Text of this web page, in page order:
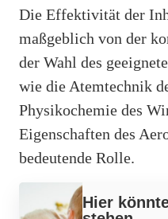
Die Effektivität der
maßgeblich von der
der Wahl des
wie die Atemtechnik
Physikochemie des
Eigenschaften des
bedeutende Rolle.
Hier